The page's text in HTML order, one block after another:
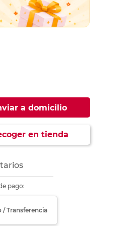
a domicilio
en tienda
pago:
/ Transferencia